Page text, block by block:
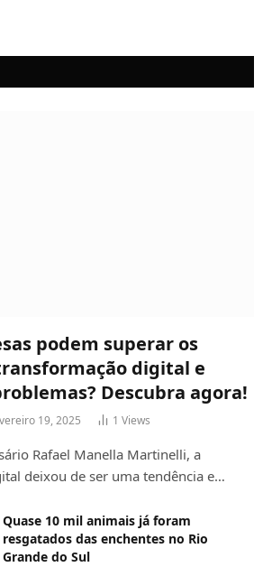
podem superar os
digital e
Descubra agora!
19, 2025 1 Views
Rafael Manella Martinelli, a
deixou de ser uma tendência e…
Quase 10 mil animais já foram
resgatados das enchentes no Rio
Grande do Sul